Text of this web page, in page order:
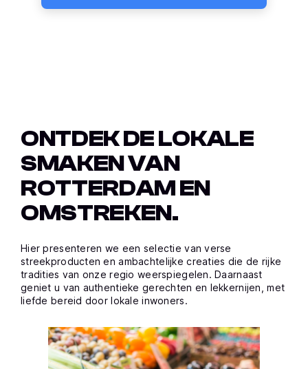
ONTDEK DE LOKALE
SMAKEN VAN
ROTTERDAM EN
OMSTREKEN.
Hier presenteren we een selectie van verse
streekproducten en ambachtelijke creaties die de rijke
tradities van onze regio weerspiegelen. Daarnaast
geniet u van authentieke gerechten en lekkernijen, met
liefde bereid door lokale inwoners.